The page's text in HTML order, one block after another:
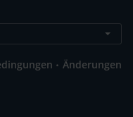
. Änderungen